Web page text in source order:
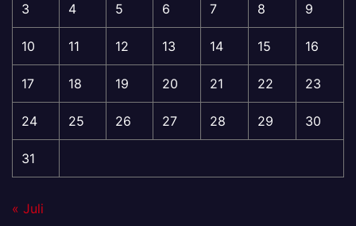
3 4 5 6 7 8 9
10 11 12 13 14 15 16
17 18 19 20 21 22 23
24 25 26 27 28 29 30
31
« Juli